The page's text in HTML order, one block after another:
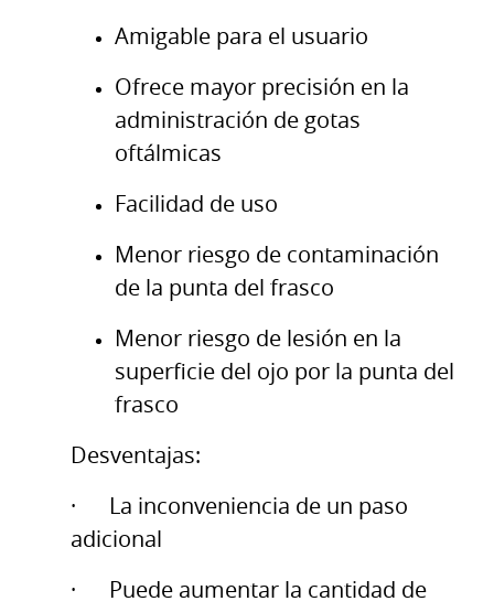
Amigable para el usuario
Ofrece mayor precisión en la
administración de gotas
oftálmicas
Facilidad de uso
Menor riesgo de contaminación
de la punta del frasco
Menor riesgo de lesión en la
superficie del ojo por la punta del
frasco
Desventajas:
· La inconveniencia de un paso
adicional
· Puede aumentar la cantidad de